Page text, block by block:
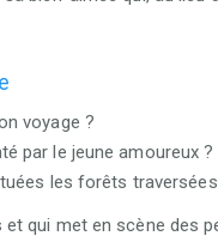
voyage ?
par le jeune amoureux ?
les forêts
qui met en scène des